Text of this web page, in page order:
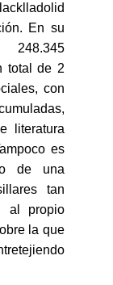
En su
total de 2
con
literatura
es
de una
tan
al propio
la que